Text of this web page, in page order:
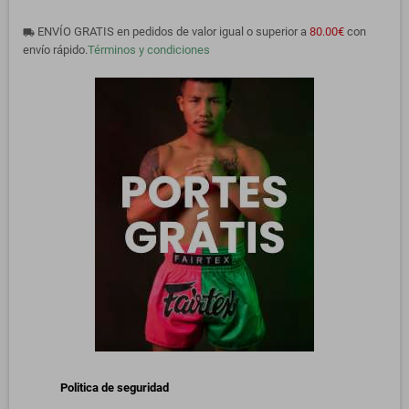
local_shipping ENVÍO GRATIS en pedidos de valor igual o superior a 80.00€ con
envío rápido.Términos y condiciones
Politica de seguridad